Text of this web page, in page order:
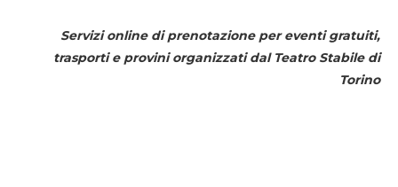
Servizi online di prenotazione per eventi gratuiti,
trasporti e provini organizzati dal Teatro Stabile di
Torino